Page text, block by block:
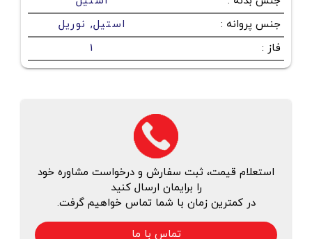
جنس پروانه :
استیل, نوریل
فاز :
1
استعلام قیمت، ثبت سفارش و درخواست مشاوره خود
را برایمان ارسال کنید
در کمترین زمان با شما تماس خواهیم گرفت.
تماس با ما